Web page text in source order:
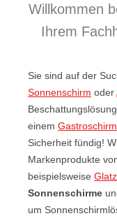
Willkommen
Ihrem
Sie sind auf der
Sonnenschirm oder
einem Gastroschirm
Sicherheit fündig!
Markenprodukte
beispielsweise
Sonnenschirme
um